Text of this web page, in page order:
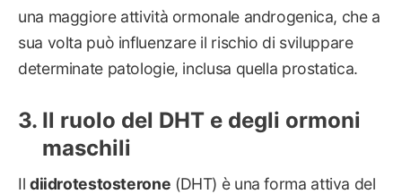
una maggiore attività ormonale androgenica, che a
sua volta può influenzare il rischio di sviluppare
determinate patologie, inclusa quella prostatica.
Il ruolo del DHT e degli ormoni
maschili
Il diidrotestosterone (DHT) è una forma attiva del